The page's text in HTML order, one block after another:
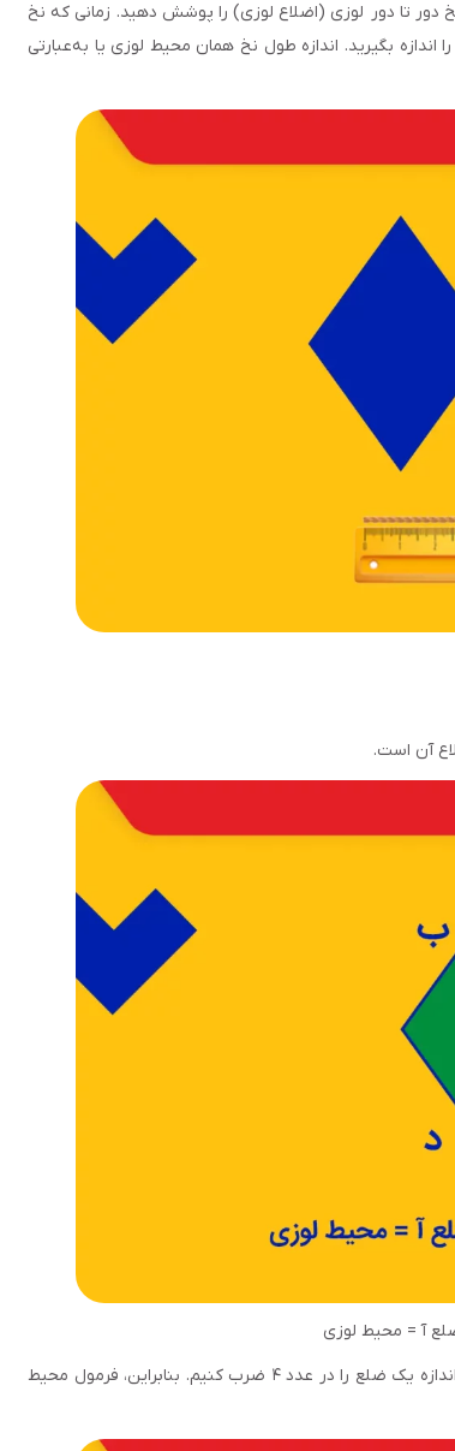
دور تا دور لوزی (اضلاع لوزی) را پوشش دهید. زمانی که نخ
بگیرید. اندازه طول نخ همان محیط لوزی یا به‌عبارتی
آن است.
آ = محیط لوزی
ازآنجا که چهار ضلع لوزی با هم برابرند، برای محاسبه محیط آن کافی‌ست اندازه یک ضلع را در عدد ۴ ضرب کنیم. بنابراین، فرمول محیط